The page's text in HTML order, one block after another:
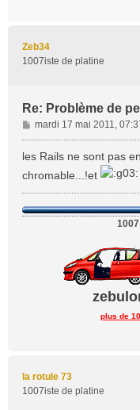
Zeb34
1007iste de platine
Re: Problème de
M
e
s
a
g
e
mardi 17 mai 2011,
les Rails ne sont pas
chromable...!et
plus de
la rotule 73
1007iste de platine